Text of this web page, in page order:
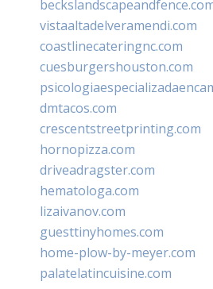
vistaaltadelveramendi.com
coastlinecateringnc.com
cuesburgershouston.com
dmtacos.com
crescentstreetprinting.com
hornopizza.com
driveadragster.com
hematologa.com
lizaivanov.com
guesttinyhomes.com
home-plow-by-meyer.com
palatelatincuisine.com